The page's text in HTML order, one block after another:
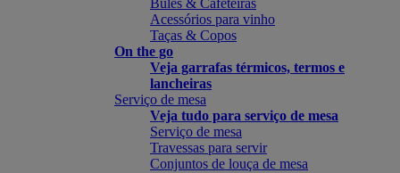
Bules & Cafeteiras
Acessórios para vinho
Taças & Copos
On the go
Veja garrafas térmicos, termos e
lancheiras
Serviço de mesa
Veja tudo para serviço de mesa
Serviço de mesa
Travessas para servir
Conjuntos de louça de mesa